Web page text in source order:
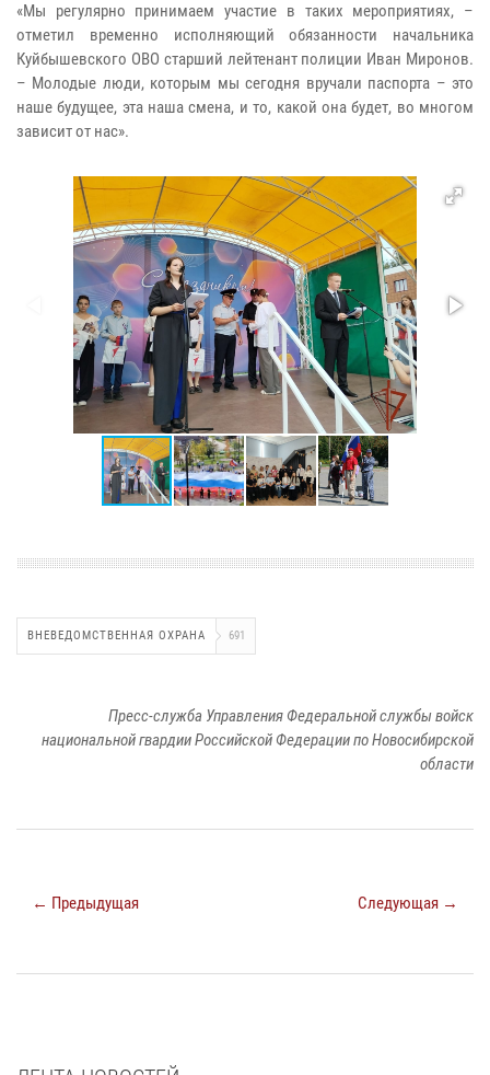
«Мы регулярно принимаем участие в таких мероприятиях, –
отметил временно исполняющий обязанности начальника
Куйбышевского ОВО старший лейтенант полиции Иван Миронов.
– Молодые люди, которым мы сегодня вручали паспорта – это
наше будущее, эта наша смена, и то, какой она будет, во многом
зависит от нас».
ВНЕВЕДОМСТВЕННАЯ ОХРАНА 691
Пресс-служба Управления Федеральной службы войск
национальной гвардии Российской Федерации по Новосибирской
области
← Предыдущая Следующая →